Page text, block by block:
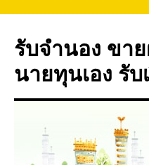
ยัง
เนื้อหา
รับจำนอง ขา
นายทุนเอง รั